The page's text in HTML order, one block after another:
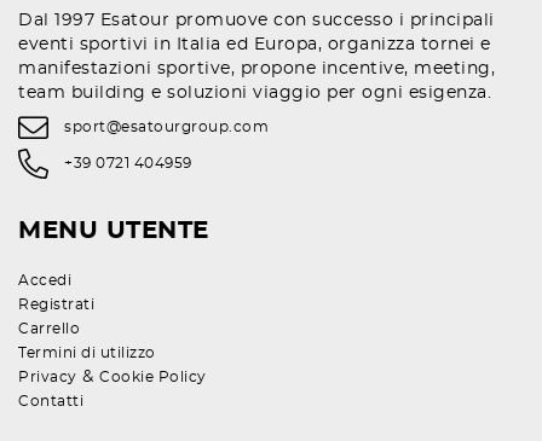
Dal 1997 Esatour promuove con successo i principali
eventi sportivi in Italia ed Europa, organizza tornei e
manifestazioni sportive, propone incentive, meeting,
team building e soluzioni viaggio per ogni esigenza.
sport@esatourgroup.com
+39 0721 404959
MENU UTENTE
Accedi
Registrati
Carrello
Termini di utilizzo
Privacy & Cookie Policy
Contatti